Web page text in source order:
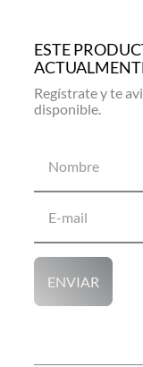
ESTE
ENVIAR